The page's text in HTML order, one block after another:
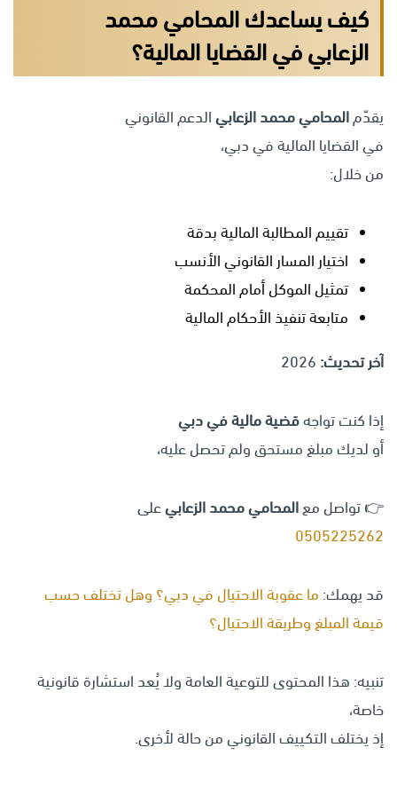
كيف يساعدك المحامي محمد
الزعابي في القضايا المالية؟
يقدّمالمحامي محمد الزعابيالدعم القانوني
في القضايا المالية في دبي،
من خلال:
تقييم المطالبة المالية بدقة
اختيار المسار القانوني الأنسب
تمثيل الموكل أمام المحكمة
متابعة تنفيذ الأحكام المالية
آخر تحديث:
إذا كنت تواجهقضية مالية في دبي
أو لديك مبلغ مستحق ولم تحصل عليه،
👉 تواصل معالمحامي محمد الزعابيعلى
0505225262
قد يهمك: ما عقوبة الاحتيال في دبي؟ وهل تختلف حسب
قيمة المبلغ وطريقة الاحتيال؟
تنبيه: هذا المحتوى للتوعية العامة ولا يُعد استشارة قانونية
خاصة،
إذ يختلف التكييف القانوني من حالة لأخرى.